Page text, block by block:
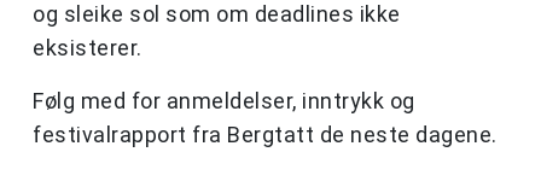
og sleike sol som om deadlines ikke
eksisterer.
Følg med for anmeldelser, inntrykk og
festivalrapport fra Bergtatt de neste dagene.